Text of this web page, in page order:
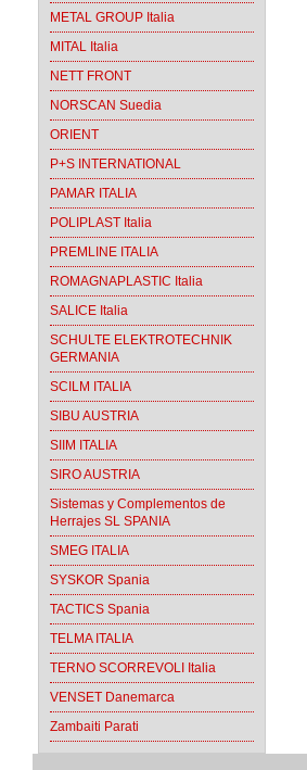
METAL GROUP Italia
MITAL Italia
NETT FRONT
NORSCAN Suedia
ORIENT
P+S INTERNATIONAL
PAMAR ITALIA
POLIPLAST Italia
PREMLINE ITALIA
ROMAGNAPLASTIC Italia
SALICE Italia
SCHULTE ELEKTROTECHNIK
GERMANIA
SCILM ITALIA
SIBU AUSTRIA
SIIM ITALIA
SIRO AUSTRIA
Sistemas y Complementos de
Herrajes SL SPANIA
SMEG ITALIA
SYSKOR Spania
TACTICS Spania
TELMA ITALIA
TERNO SCORREVOLI Italia
VENSET Danemarca
Zambaiti Parati